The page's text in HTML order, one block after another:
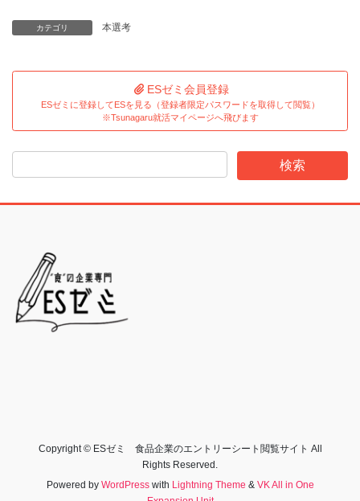
カテゴリ 本選考
ESゼミ会員登録
ESゼミに登録してESを見る（登録者限定パスワードを取得して閲覧）
※Tsunagaru就活マイページへ飛びます
Copyright © ESゼミ 食品企業のエントリーシート閲覧サイト All
Rights Reserved.
Powered by WordPresswith Lightning Theme & VK All in One